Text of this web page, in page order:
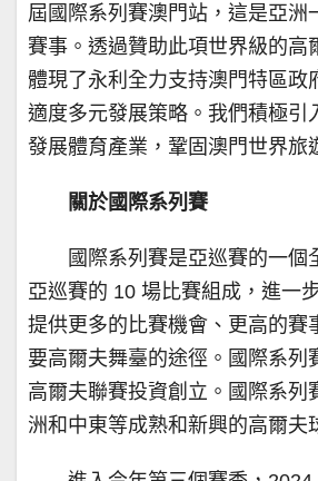
屆國際系列賽澳門站，這是亞洲
賽事。透過贊助此項世界級的高
體現了永利全力支持澳門特區政
適度多元發展策略。我們積極引
發展體育產業，鞏固澳門世界旅
關於國際系列賽
國際系列賽是亞巡賽的一個
亞巡賽的 10 場比賽組成，進一
提供更多的比賽機會、更高的賽
要高爾夫舞臺的途徑。國際系列
高爾夫聯賽投資創立。國際系列
洲和中東等成熟和新興的高爾夫